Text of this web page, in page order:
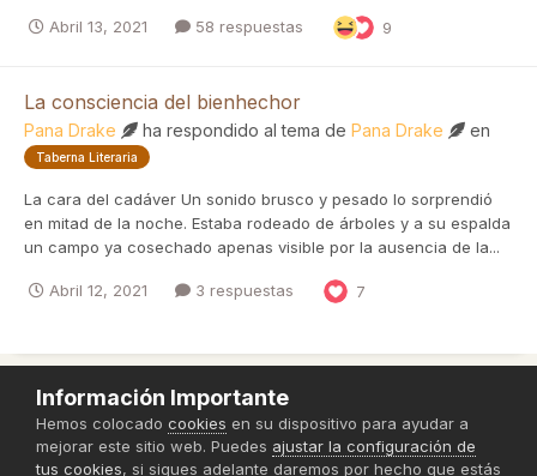
Abril 13, 2021 58 respuestas 9
La consciencia del bienhechor
Pana Drake ha respondido al tema de Pana Drake en
Taberna Literaria
La cara del cadáver Un sonido brusco y pesado lo sorprendió
en mitad de la noche. Estaba rodeado de árboles y a su espalda
un campo ya cosechado apenas visible por la ausencia de la...
Abril 12, 2021 3 respuestas 7
Política de Privacidad
Powered by Invision Community
Información Importante
Hemos colocado cookies en su dispositivo para ayudar a
mejorar este sitio web. Puedes ajustar la configuración de
tus cookies, si sigues adelante daremos por hecho que estás